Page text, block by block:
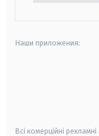
Наши приложения:
Всі комерційні